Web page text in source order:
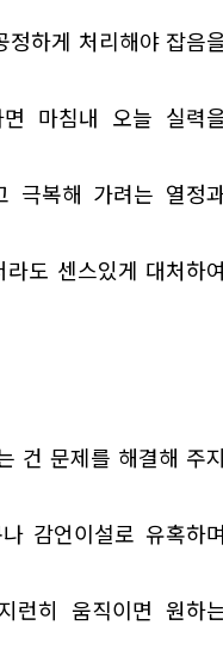
하게 처리해야 잡음
마침내 오늘 실력
극복해 가려는 열정
도 센스있게 대처하여
건 문제를 해결해 주지
감언이설로 유혹하며
히 움직이면 원하